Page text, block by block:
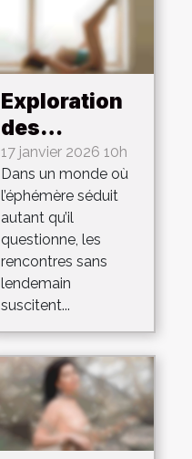
Exploration
des
rencontres
sans
lendemain :
éthique et
discrétion
17 janvier 2026 10h
Dans un monde où
l’éphémère séduit
autant qu’il
questionne, les
rencontres sans
lendemain
suscitent...